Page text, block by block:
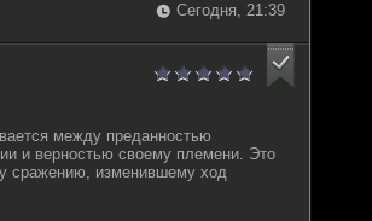
Сегодня, 21:39
между преданностью
и верностью своему племени. Это
сражению, изменившему ход